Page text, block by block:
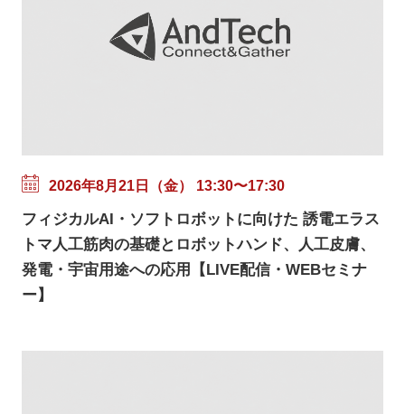
2026年8月21日（金） 13:30〜17:30
フィジカルAI・ソフトロボットに向けた 誘電エラス
トマ人工筋肉の基礎とロボットハンド、人工皮膚、
発電・宇宙用途への応用【LIVE配信・WEBセミナ
ー】